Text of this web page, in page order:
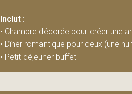
Inclut :
• Chambre décorée pour créer une
• Dîner romantique pour deux (une
• Petit-déjeuner buffet